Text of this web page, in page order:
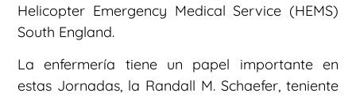
Helicopter Emergency Medical Service (HEMS)
South England.
La enfermería tiene un papel importante en
estas Jornadas, la Randall M. Schaefer, teniente